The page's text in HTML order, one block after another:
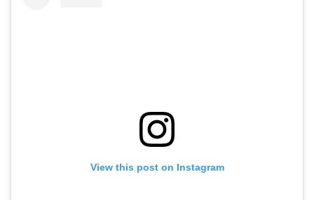
View this post on Instagram